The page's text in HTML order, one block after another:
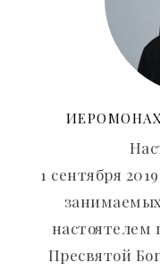
1 сентября
настоятелем
Пресвятой